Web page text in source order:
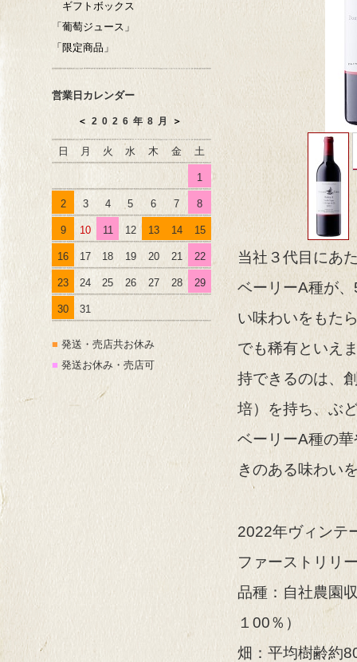
ギフトボックス
「葡萄ジュース」
「限定商品」
営業日カレンダー
＜ 2026年8月 ＞
日 月 火 水 木 金 土
1
2 3 4 5 6 7 8
9 10 11 12 13 14 15
16 17 18 19 20 21 22
23 24 25 26 27 28 29
30 31
■ 発送・売店共お休み
■ 発送お休み・売店可
当社３代目にあ
ベーリーA種が
い味わいをもた
でも稀有といえ
持できるのは、
培）を持ち、ぶ
ベーリーA種の
きのある味わい
2022年ヴィンテ
ファーストリリ
品種：自社農園
１00％）
畑：平均樹齢約